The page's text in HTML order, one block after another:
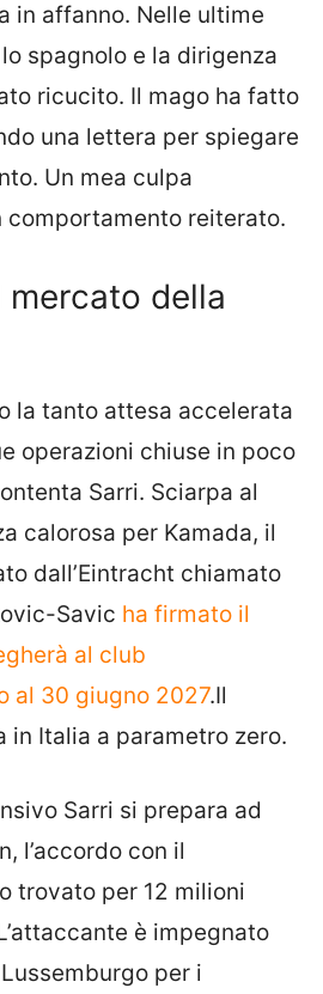
in affanno. Nelle ultime
spagnolo e la dirigenza
ricucito. Il mago ha fatto
una lettera per spiegare
Un mea culpa
comportamento reiterato.
della
la tanto attesa accelerata
operazioni chiuse in poco
Sarri. Sciarpa al
calorosa per Kamada, il
dall’Eintracht chiamato
Savic ha firmato il
al club
al 30 giugno 2027.Il
Italia a parametro zero.
Sarri si prepara ad
l’accordo con il
trovato per 12 milioni
è impegnato
per i